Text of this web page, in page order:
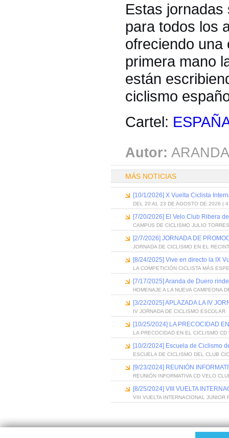
Estas jornadas
para todos los
ofreciendo una
primera mano
están
ciclismo
Cartel:
Autor:
MÁS NOTICIAS
[10/1/2026] X Vuelta Ciclista
DEL 20 AL 23 DE AGOSTO DE 2026 | 4
[7/20/2026] El Velo Club Ribera
CAMPUS DE CICLISMO JULIO
[2/7/2026] JORNADA DE
JORNADA DE CICLISMO EN EL
[8/24/2025] Vive en directo la IX
LA COMPETICIÓN CICLISTA MÁS
[7/17/2025] Aranda de Duero
HOMENAJE A LA NUEVA CAMPEONA
[3/22/2025] APLAZADA LA IV
IV JORNADA DE CICLISMO ESCOLAR
[10/25/2024] LA PRECOCIDAD
LA PRECOCIDAD EN EL CICLISMO CD
[10/2/2024] Escuela de Ciclismo
ESCUELA DE CICLISMO DEL CLUB
[9/23/2024] REUNIÓN
REUNIÓN INFORMATIVA CD VELO
[8/25/2024] VIII VUELTA
VIII VUELTA INTERNACIONAL JUNIOR